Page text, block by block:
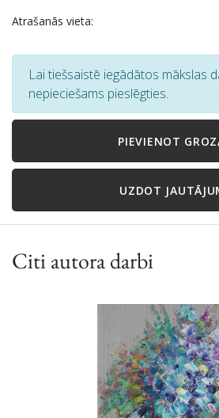
Atrašanās vieta:
Lai tiešsaistē iegādātos mākslas
nepieciešams pieslēgties.
PIEVIENOT
UZDOT
Citi autora darbi